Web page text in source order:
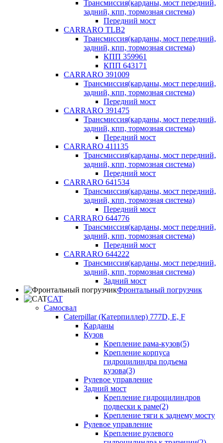
Трансмиссия(карданы, мост передний,
задний, кпп, тормозная система)
Передний мост
CARRARO TLB2
Трансмиссия(карданы, мост передний,
задний, кпп, тормозная система)
КПП 359961
КПП 643171
CARRARO 391009
Трансмиссия(карданы, мост передний,
задний, кпп, тормозная система)
Передний мост
CARRARO 391475
Трансмиссия(карданы, мост передний,
задний, кпп, тормозная система)
Передний мост
CARRARO 411135
Трансмиссия(карданы, мост передний,
задний, кпп, тормозная система)
Передний мост
CARRARO 641534
Трансмиссия(карданы, мост передний,
задний, кпп, тормозная система)
Передний мост
CARRARO 644776
Трансмиссия(карданы, мост передний,
задний, кпп, тормозная система)
Передний мост
CARRARO 644222
Трансмиссия(карданы, мост передний,
задний, кпп, тормозная система)
Задний мост
Фронтальный погрузчик
CAT
Самосвал
Caterpillar (Катерпиллер) 777D, E, F
Карданы
Кузов
Крепление рама-кузов(5)
Крепление корпуса
гидроцилиндра подъема
кузова(3)
Рулевое управление
Задний мост
Крепление гидроцилиндров
подвески к раме(2)
Крепление тяги к заднему мосту
Рулевое управление
Крепление рулевого